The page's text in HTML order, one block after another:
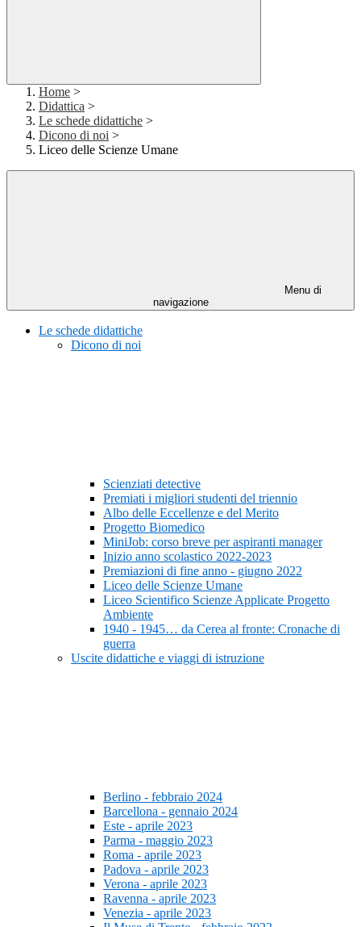
Home >
Didattica >
Le schede didattiche >
Dicono di noi >
Liceo delle Scienze Umane
Menu di
navigazione
Le schede didattiche
Dicono di noi
Scienziati detective
Premiati i migliori studenti del triennio
Albo delle Eccellenze e del Merito
Progetto Biomedico
MiniJob: corso breve per aspiranti manager
Inizio anno scolastico 2022-2023
Premiazioni di fine anno - giugno 2022
Liceo delle Scienze Umane
Liceo Scientifico Scienze Applicate Progetto
Ambiente
1940 - 1945… da Cerea al fronte: Cronache di
guerra
Uscite didattiche e viaggi di istruzione
Berlino - febbraio 2024
Barcellona - gennaio 2024
Este - aprile 2023
Parma - maggio 2023
Roma - aprile 2023
Padova - aprile 2023
Verona - aprile 2023
Ravenna - aprile 2023
Venezia - aprile 2023